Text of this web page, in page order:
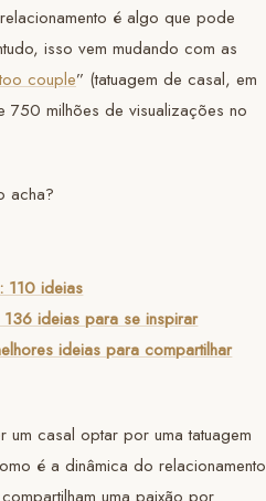
é algo que pode
isso vem mudando com as
couple” (tatuagem de casal, em
750 milhões de visualizações no
acha?
110 ideias
136 ideias para se inspirar
ideias para compartilhar
casal optar por uma tatuagem
é a dinâmica do relacionamento